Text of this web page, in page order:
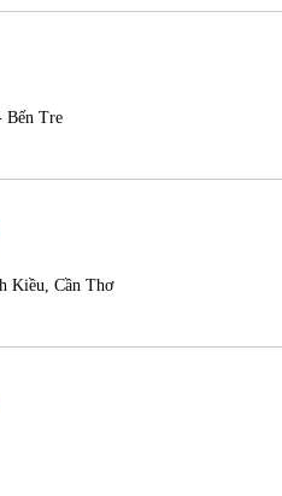
Bến Tre
Kiều, Cần Thơ